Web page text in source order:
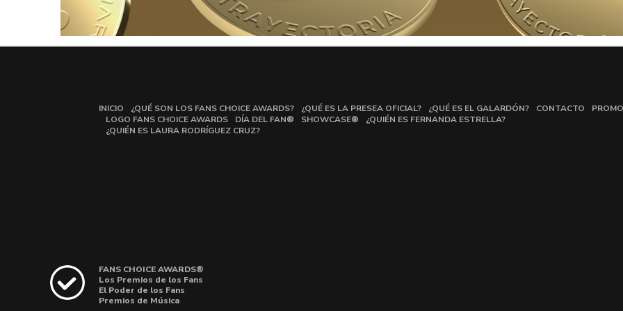
INICIO ¿QUÉ SON LOS FANS CHOICE AWARDS? ¿QUÉ ES LA PRESEA OFICIAL? ¿QUÉ ES EL GALARDÓN? CONTACTO
LOGO FANS CHOICE AWARDS
DÍA DEL FAN® SHOWCASE®
¿QUIÉN ES FERNANDA ESTRELLA?
¿QUIÉN ES LAURA RODRÍGUEZ CRUZ?
FANS CHOICE AWARDS®
Los Premios de los Fans
El Poder de los Fans
Premios de Música